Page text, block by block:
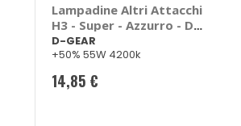
Lampadine Altri Attacchi
H3 - Super - Azzurro - D-
GEAR
D-GEAR
+50% 55W 4200k
14,85 €